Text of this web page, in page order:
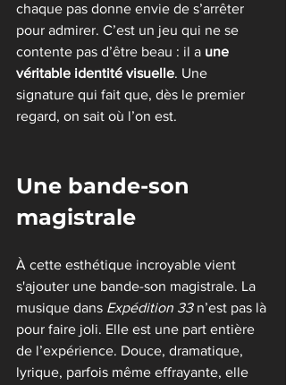
chaque pas donne envie de s’arrêter
pour admirer. C’est un jeu qui ne se
contente pas d’être beau : il a une
véritable identité visuelle. Une
signature qui fait que, dès le premier
regard, on sait où l’on est.
Une bande-son
magistrale
À cette esthétique incroyable vient
s'ajouter une bande-son magistrale. La
musique dans Expédition 33 n’est pas là
pour faire joli. Elle est une part entière
de l’expérience. Douce, dramatique,
lyrique, parfois même effrayante, elle